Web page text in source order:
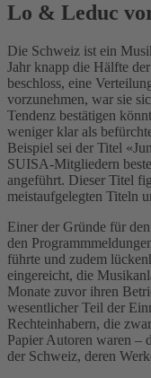
Lo & Leduc
Die Schweiz ist ein
Jahr knapp die Hälfte
beschloss, eine
vorzunehmen, war sie
Tendenz bestätigen
weniger klar als
Beispiel sei der Titel
SUISA-Mitgliedern
angeführt. Dieser Titel
meistaufgelegten Titeln
Einer der Gründe für
den
führte und zudem
eingereicht, die
Monate zuvor ihren
wesentlicher Teil der
Rechteinhabern, die
Papier Autoren waren –
der Schweiz, deren